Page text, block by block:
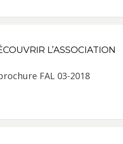
L’ASSOCIATION